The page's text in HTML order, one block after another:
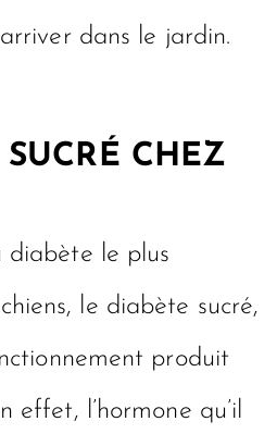
dans le jardin.
CHEZ
diabète le plus
le diabète sucré,
produit
effet, l’hormone qu’il